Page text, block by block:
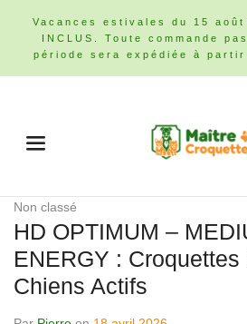
Vacances estivales du 15
INCLUS. Toute commande
période sera expédiée à partir
Non classé
HD OPTIMUM –
ENERGY :
Chiens Actifs